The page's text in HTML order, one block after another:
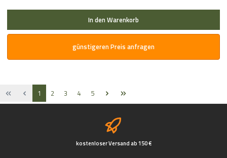
In den Warenkorb
günstigeren Preis anfragen
Seite
1 Seite
2 Seite
3 Seite
4 Seite
5
kostenloser Versand ab 150 €